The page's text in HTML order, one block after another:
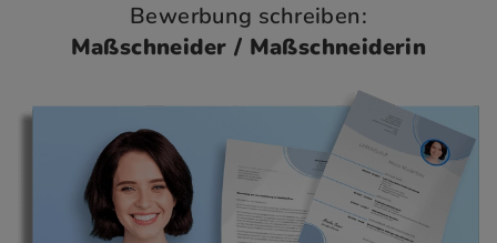
Bewerbung schreiben:
Maßschneider / Maßschneiderin